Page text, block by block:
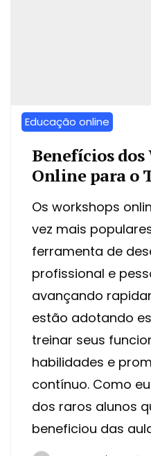
Educação online
Benefícios dos
Online para o
Os workshops
vez mais
ferramenta de
profissional e
avançando
estão adotando
treinar seus
habilidades e
contínuo. Como
dos raros alunos
beneficiou das